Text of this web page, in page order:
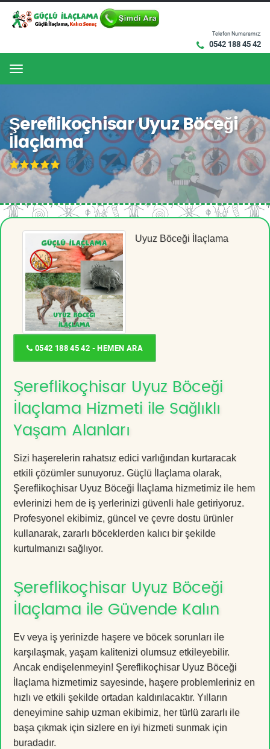
Telefon Numaramız:
0542 188 45 42
Menu
Şereflikoçhisar Uyuz Böceği
İlaçlama
Uyuz Böceği İlaçlama
0542 188 45 42 - HEMEN ARA
Şereflikoçhisar Uyuz Böceği
İlaçlama Hizmeti ile Sağlıklı
Yaşam Alanları
Sizi haşerelerin rahatsız edici varlığından kurtaracak
etkili çözümler sunuyoruz. Güçlü İlaçlama olarak,
Şereflikoçhisar Uyuz Böceği İlaçlama hizmetimiz ile hem
evlerinizi hem de iş yerlerinizi güvenli hale getiriyoruz.
Profesyonel ekibimiz, güncel ve çevre dostu ürünler
kullanarak, zararlı böceklerden kalıcı bir şekilde
kurtulmanızı sağlıyor.
Şereflikoçhisar Uyuz Böceği
İlaçlama ile Güvende Kalın
Ev veya iş yerinizde haşere ve böcek sorunları ile
karşılaşmak, yaşam kalitenizi olumsuz etkileyebilir.
Ancak endişelenmeyin! Şereflikoçhisar Uyuz Böceği
İlaçlama hizmetimiz sayesinde, haşere problemleriniz en
hızlı ve etkili şekilde ortadan kaldırılacaktır. Yılların
deneyimine sahip uzman ekibimiz, her türlü zararlı ile
başa çıkmak için sizlere en iyi hizmeti sunmak için
buradadır.